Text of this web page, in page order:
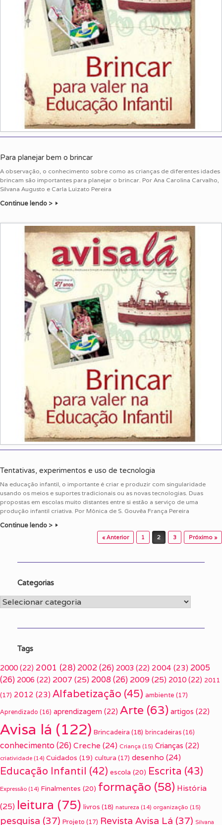
Para planejar bem o brincar
A observação, o conhecimento sobre como as crianças de diferentes idades
brincam são importantes para planejar o brincar. Por Ana Carolina Carvalho,
Silvana Augusto e Carla Luizato Pereira
Continue lendo >
Tentativas, experimentos e uso de tecnologia
Na educação infantil, o importante é criar e produzir com singularidade
usando os meios e suportes tradicionais ou as novas tecnologias. Duas
propostas em escolas muito distantes entre si estão a serviço de uma
produção infantil criativa. Por Mônica de S. Gouvêa França Pereira
Continue lendo >
« Anterior 1 2 3 Próximo »
Categorias
Categorias
Tags
2000 (22) 2001 (28) 2002(26) 2003 (22) 2004 (23) 2005
(26) 2006 (22) 2007 (25) 2008(26) 2009(25) 2010 (22) 2011
(17) 2012 (23) Alfabetização (45) ambiente (17)
Aprendizado (16) aprendizagem (22) Arte (63) artigos (22)
Avisa lá (122) Brincadeira (18) brincadeiras (16)
conhecimento(26) Creche (24) Criança (15) Crianças (22)
criatividade (14) Cuidados (19) cultura (17) desenho (24)
Educação Infantil (42) escola (20) Escrita (43)
Expressão (14) Finalmentes (20) formação (58) História
(25) leitura (75) livros (18) natureza (14) organização (15)
pesquisa (37) Projeto (17) Revista Avisa Lá (37) Silvana